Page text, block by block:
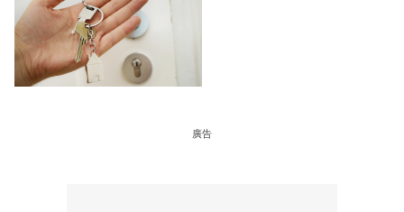
廣告